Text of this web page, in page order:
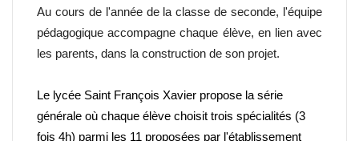
Au cours de l'année de la classe de seconde, l'équipe
pédagogique accompagne chaque élève, en lien avec
les parents, dans la construction de son projet.
Le lycée Saint François Xavier propose la série
générale où chaque élève choisit trois spécialités (3
fois 4h) parmi les 11 proposées par l'établissement